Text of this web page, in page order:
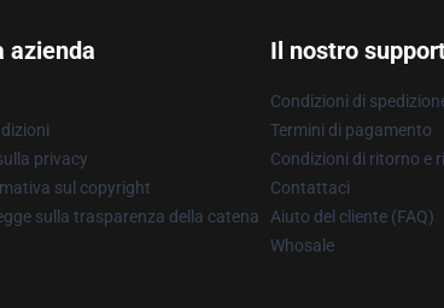
azienda
privacy
sul copyright
sulla trasparenza della catena
Il nostro
Condizioni di
Termini di pagamento
Condizioni di ritorno e
Contattaci
Aiuto del cliente (FAQ)
Whosale